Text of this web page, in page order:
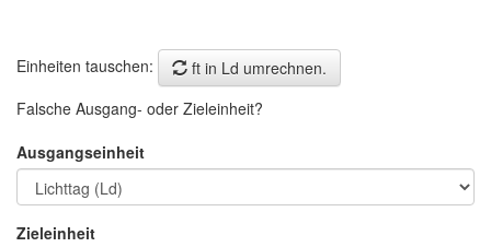
Einheiten tauschen:
ft in Ld umrechnen.
Falsche Ausgang- oder Zieleinheit?
Ausgangseinheit
Zieleinheit